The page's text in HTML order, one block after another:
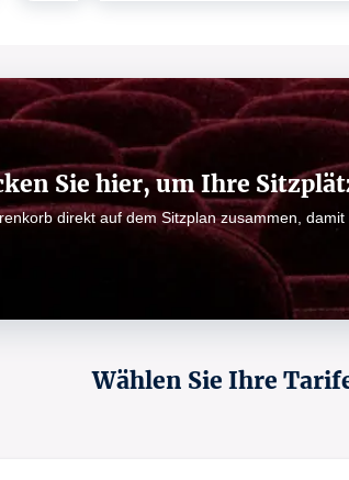
Sie hier, um Ihre
direkt auf dem Sitzplan zusammen,
Wählen Sie Ihre